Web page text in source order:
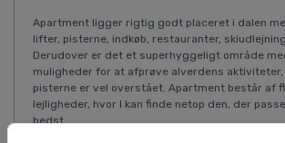
Apartment ligger rigtig godt placeret i dalen
lifter, pisterne, indkøb, restauranter,
Derudover er det et superhyggeligt område
muligheder for at afprøve alverdens
pisterne er vel overstået. Apartment består af
lejligheder, hvor I kan finde netop den, der
bedst.